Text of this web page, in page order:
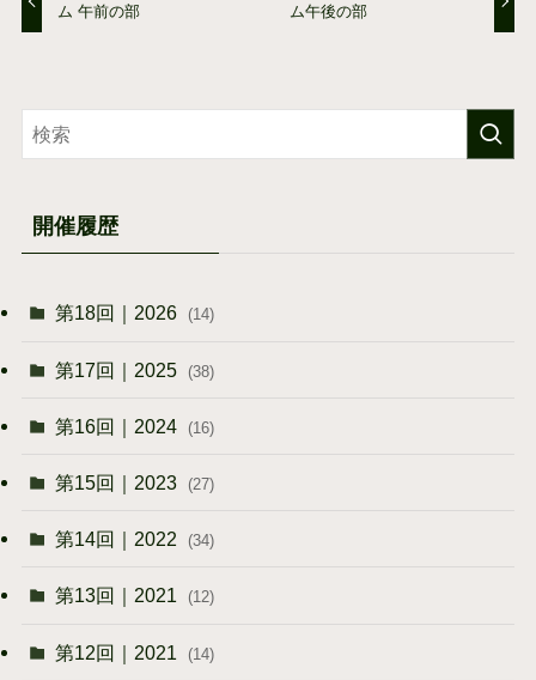
ム 午前の部
ム午後の部
開催履歴
第18回｜2026 (14)
第17回｜2025 (38)
第16回｜2024 (16)
第15回｜2023 (27)
第14回｜2022 (34)
第13回｜2021 (12)
第12回｜2021 (14)